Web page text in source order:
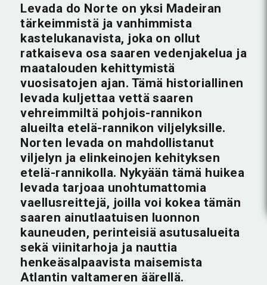
Levada do Norte on yksi Madeiran
tärkeimmistä ja vanhimmista
kastelukanavista, joka on ollut
ratkaiseva osa saaren vedenjakelua ja
maatalouden kehittymistä
vuosisatojen ajan. Tämä historiallinen
levada kuljettaa vettä saaren
vehreimmiltä pohjois-rannikon
alueilta etelä-rannikon viljelyksille.
Norten levada on mahdollistanut
viljelyn ja elinkeinojen kehityksen
etelä-rannikolla. Nykyään tämä huikea
levada tarjoaa unohtumattomia
vaellusreittejä, joilla voi kokea tämän
saaren ainutlaatuisen luonnon
kauneuden, perinteisiä asutusalueita
sekä viinitarhoja ja nauttia
henkeäsalpaavista maisemista
Atlantin valtameren äärellä.